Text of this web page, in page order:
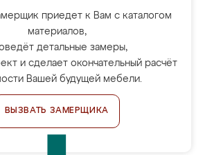
приедет к Вам с каталогом
материалов,
детальные замеры,
и сделает окончательный расчёт
Вашей будущей мебели.
ВЫЗВАТЬ ЗАМЕРЩИКА